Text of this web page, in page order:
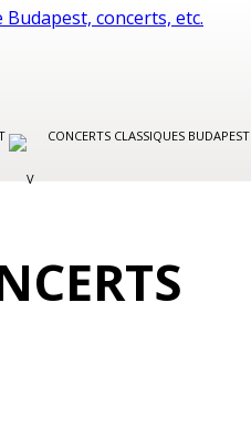
CONCERTS CLASSIQUES BUDAPEST